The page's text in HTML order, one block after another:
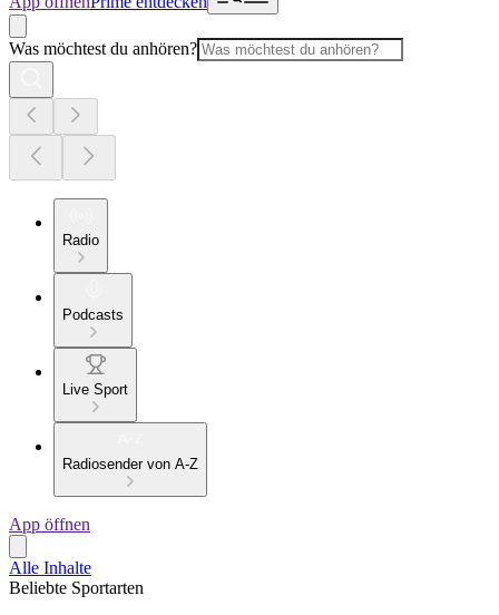
Was möchtest du anhören?
Radio
Podcasts
Live Sport
Radiosender von A-Z
App öffnen
Alle Inhalte
Beliebte Sportarten